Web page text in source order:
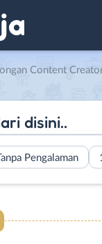
– Host Live Streaming – Admin Onlineshop (Bisa Photoshop)
Pengalaman